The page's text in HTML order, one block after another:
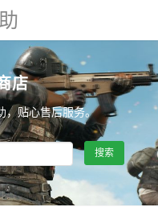
店
，贴心售后服务。
搜索